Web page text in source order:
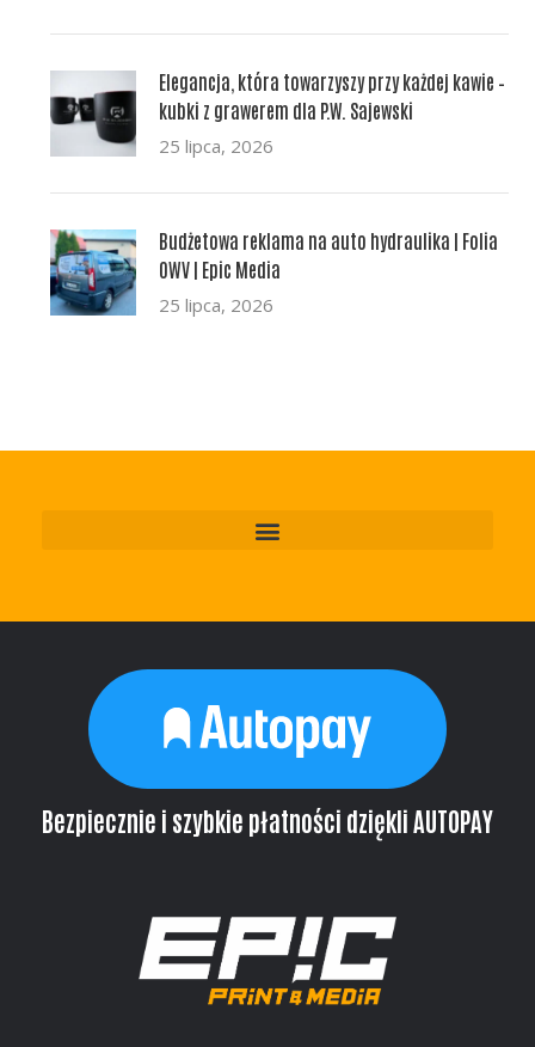
Elegancja, która towarzyszy przy każdej kawie –
kubki z grawerem dla P.W. Sajewski
25 lipca, 2026
Budżetowa reklama na auto hydraulika | Folia
OWV | Epic Media
25 lipca, 2026
Bezpiecznie i szybkie płatności dziękli AUTOPAY